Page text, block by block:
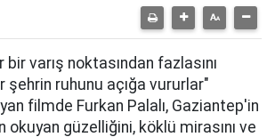
bir varış noktasından fazlasını
şehrin ruhunu açığa vururlar"
filmde Furkan Palalı, Gaziantep'in
okuyan güzelliğini, köklü mirasını ve